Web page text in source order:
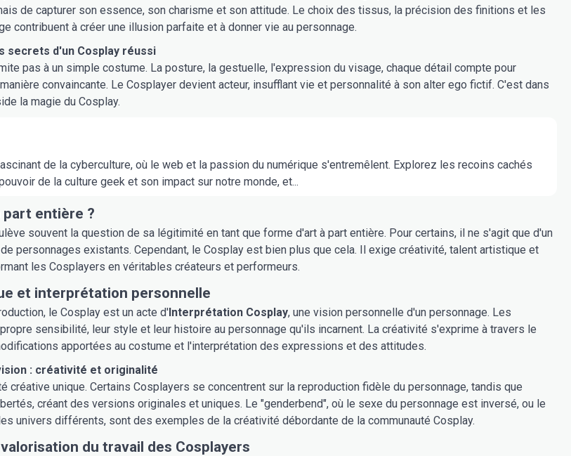
de capturer son essence, son charisme et son attitude. Le choix des tissus, la précision des finitions et les
contribuent à créer une illusion parfaite et à donner vie au personnage.
secrets d'un Cosplay réussi
pas à un simple costume. La posture, la gestuelle, l'expression du visage, chaque détail compte pour
convaincante. Le Cosplayer devient acteur, insufflant vie et personnalité à son alter ego fictif. C'est dans
la magie du Cosplay.
de la cyberculture, où le web et la passion du numérique s'entremêlent. Explorez les recoins cachés
de la culture geek et son impact sur notre monde, et...
part entière ?
souvent la question de sa légitimité en tant que forme d'art à part entière. Pour certains, il ne s'agit que d'un
personnages existants. Cependant, le Cosplay est bien plus que cela. Il exige créativité, talent artistique et
les Cosplayers en véritables créateurs et performeurs.
et interprétation personnelle
le Cosplay est un acte d'Interprétation Cosplay, une vision personnelle d'un personnage. Les
sensibilité, leur style et leur histoire au personnage qu'ils incarnent. La créativité s'exprime à travers le
apportées au costume et l'interprétation des expressions et des attitudes.
: créativité et originalité
créative unique. Certains Cosplayers se concentrent sur la reproduction fidèle du personnage, tandis que
créant des versions originales et uniques. Le "genderbend", où le sexe du personnage est inversé, ou le
univers différents, sont des exemples de la créativité débordante de la communauté Cosplay.
du travail des Cosplayers